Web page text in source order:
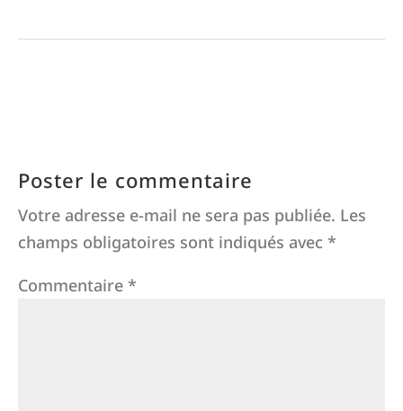
Poster le commentaire
Votre adresse e-mail ne sera pas publiée. Les
champs obligatoires sont indiqués avec *
Commentaire *